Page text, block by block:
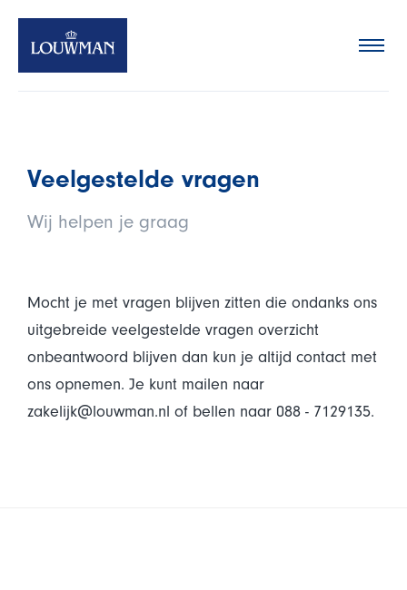
Veelgestelde vragen
Wij helpen je graag
Mocht je met vragen blijven zitten die ondanks ons
uitgebreide veelgestelde vragen overzicht
onbeantwoord blijven dan kun je altijd contact met
ons opnemen. Je kunt mailen naar
zakelijk@louwman.nl of bellen naar 088 - 7129135.
Merken